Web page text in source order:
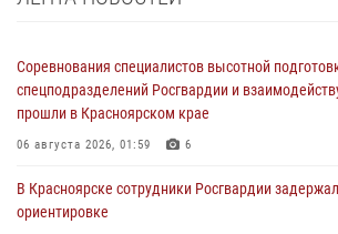
Соревнования специалистов высотной
спецподразделений Росгвардии и
прошли в Красноярском крае
06 августа 2026, 01:59 6
В Красноярске сотрудники Росгвардии
ориентировке